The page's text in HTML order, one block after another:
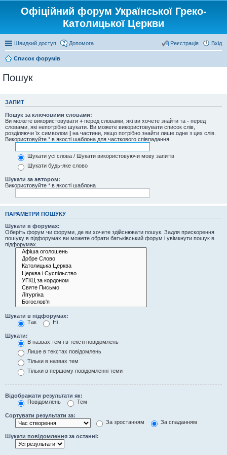
Офіційний форум Української Греко-
Католицької Церкви
Швидкий доступ Допомога Вхід
Реєстрація
Список форумів
Пошук
ЗАПИТ
Пошук за ключовими словами:
Ви можете використовувати + перед словами, які ви хочете знайти та - перед
словами, які непотрібно шукати. Ви можете використовувати список слів,
розділяючи їх символом | на частини, якщо потрібно знайти лише одне з цих слів.
Використовуйте * в якості шаблона для часткового співпадання.
Шукати усі слова / Шукати використовуючи мову запитів
Шукати будь-яке слово
Шукати за автором:
Використовуйте * в якості шаблона
ПАРАМЕТРИ ПОШУКУ
Шукати в форумах:
Оберіть форум чи форуми, де ви хочете здійснювати пошук. Задля прискорення
пошуку в підфорумах ви можете обрати батьківський форум і увімкнути пошук в
підфорумах.
Шукати в підфорумах:
Так
Ні
Шукати:
В назвах тем і в тексті повідомлень
Лише в текстах повідомлень
Тільки в назвах тем
Тільки в першому повідомленні теми
Відображати результати як:
Повідомлень
Тем
Сортувати результати за:
За зростанням
За спаданням
Шукати повідомлення за останні: